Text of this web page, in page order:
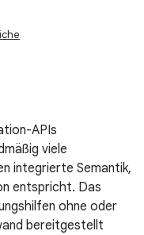
APIs
viele
integrierte Semantik,
entspricht. Das
ohne oder
bereitgestellt